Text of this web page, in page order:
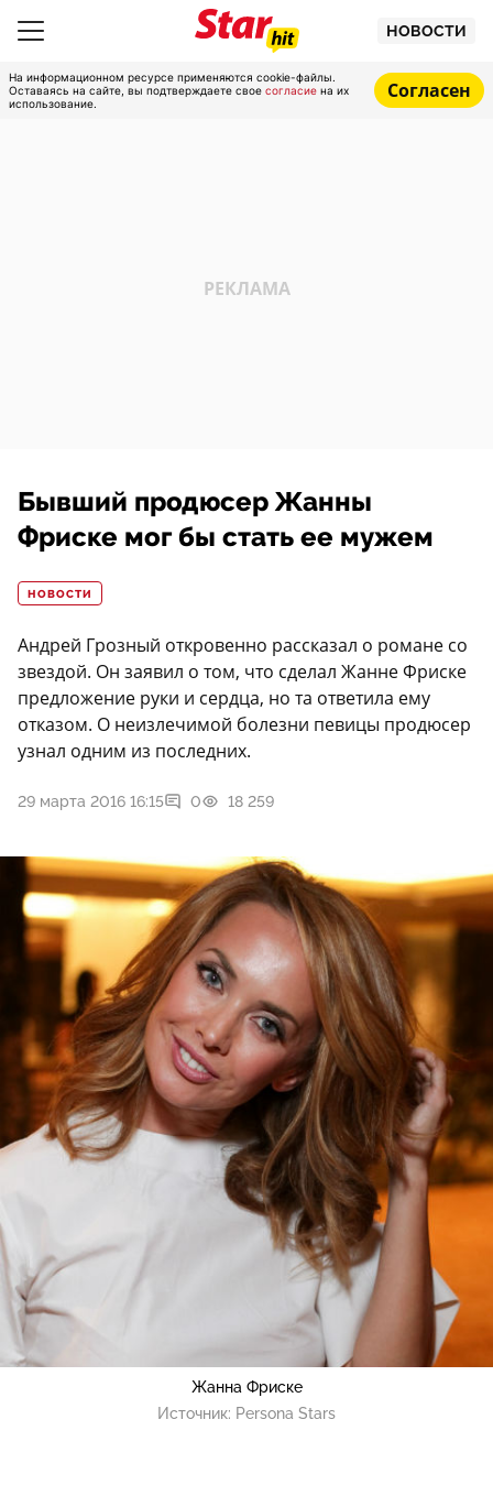
НОВОСТИ
На информационном ресурсе применяются cookie-файлы.
Оставаясь на сайте, вы подтверждаете свое согласие на их
использование.
Согласен
Бывший продюсер Жанны
Фриске мог бы стать ее мужем
НОВОСТИ
Андрей Грозный откровенно рассказал о романе со
звездой. Он заявил о том, что сделал Жанне Фриске
предложение руки и сердца, но та ответила ему
отказом. О неизлечимой болезни певицы продюсер
узнал одним из последних.
29 марта 2016 16:15 0 18 259
Жанна Фриске
Источник: Persona Stars